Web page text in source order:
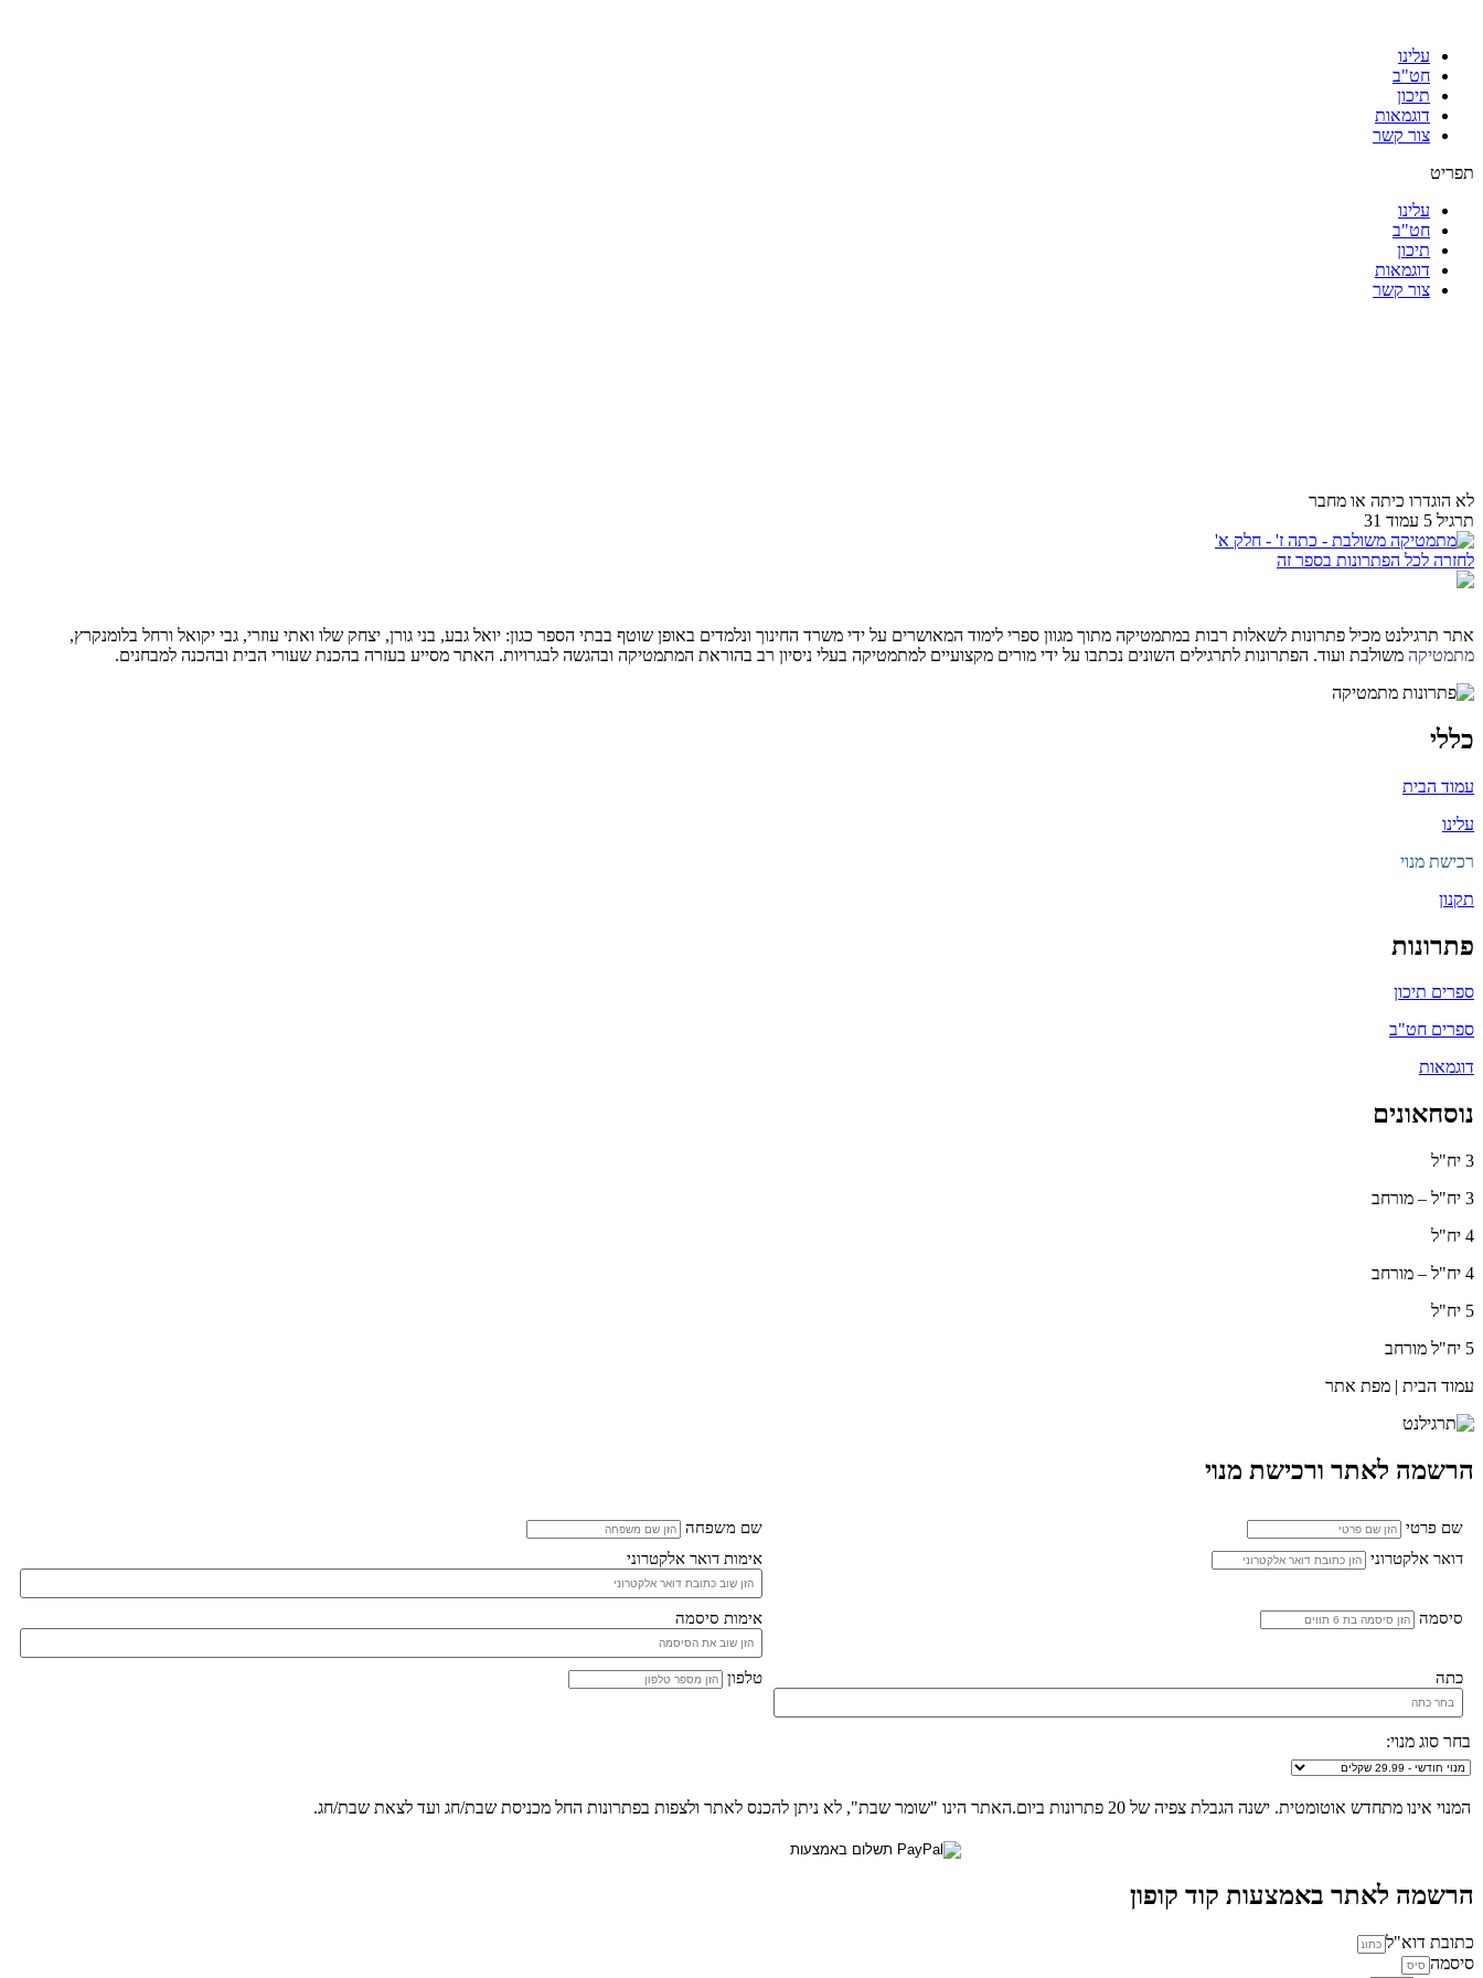
עלינו
חט"ב
תיכון
דוגמאות
צור קשר
תפריט
עלינו
חט"ב
תיכון
דוגמאות
צור קשר
לא הוגדרו כיתה או מחבר
תרגיל 5 עמוד 31
לחזרה לכל הפתרונות בספר זה
אתר תרגילנט מכיל פתרונות לשאלות רבות במתמטיקה מתוך מגוון ספרי לימוד המאושרים על ידי משרד החינוך ונלמדים באופן שוטף בבתי הספר כגון: יואל גבע, בני גורן, יצחק שלו ואתי עוזרי, גבי יקואל ורחל בלומנקרץ,
מתמטיקה משולבת ועוד. הפתרונות לתרגילים השונים נכתבו על ידי מורים מקצועיים למתמטיקה בעלי ניסיון רב בהוראת המתמטיקה ובהגשה לבגרויות. האתר מסייע בעזרה בהכנת שעורי הבית ובהכנה למבחנים.
כללי
עמוד הבית
עלינו
רכישת מנוי
תקנון
פתרונות
ספרים תיכון
ספרים חט"ב
דוגמאות
נוסחאונים
3 יח"ל
3 יח"ל – מורחב
4 יח"ל
4 יח"ל – מורחב
5 יח"ל
5 יח"ל מורחב
עמוד הבית | מפת אתר
הרשמה לאתר ורכישת מנוי
שם פרטי
שם משפחה
דואר אלקטרוני
אימות דואר אלקטרוני
סיסמה אימות סיסמה
כתה טלפון
בחר סוג מנוי:
המנוי אינו מתחדש אוטומטית. ישנה הגבלת צפיה של 20 פתרונות ביום.האתר הינו "שומר שבת", לא ניתן להכנס לאתר ולצפות בפתרונות החל מכניסת שבת/חג ועד לצאת שבת/חג.
הרשמה לאתר באמצעות קוד קופון
כתובת דוא"ל
סיסמה